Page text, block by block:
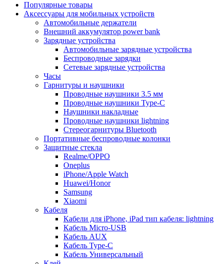
Популярные товары
Аксессуары для мобильных устройств
Автомобильные держатели
Внешний аккумулятор power bank
Зарядные устройства
Автомобильные зарядные устройства
Беспроводные зарядки
Сетевые зарядные устройства
Часы
Гарнитуры и наушники
Проводные наушники 3.5 мм
Проводные наушники Type-C
Наушники накладные
Проводные наушники lightning
Стереогарнитуры Bluetooth
Портативные беспроводные колонки
Защитные стекла
Realme/OPPO
Oneplus
iPhone/Apple Watch
Huawei/Honor
Samsung
Xiaomi
Кабеля
Кабели для iPhone, iPad тип кабеля: lightning
Кабель Micro-USB
Кабель AUX
Кабель Type-C
Кабель Универсальный